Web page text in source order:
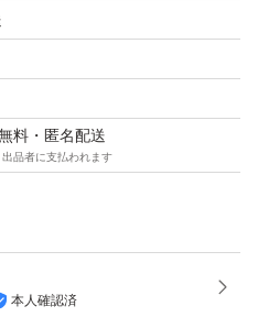
！
にメッセージでご連絡くだ
も購入後のメッセージでご連
為プラスチック箱を推奨しま
ダンボールでの発送がメイ
料・匿名配送
品者に支払われます
本人確認済